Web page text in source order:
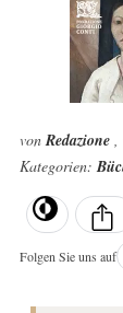
vonRedazione ,
Kategorien:
Folgen Sie uns auf